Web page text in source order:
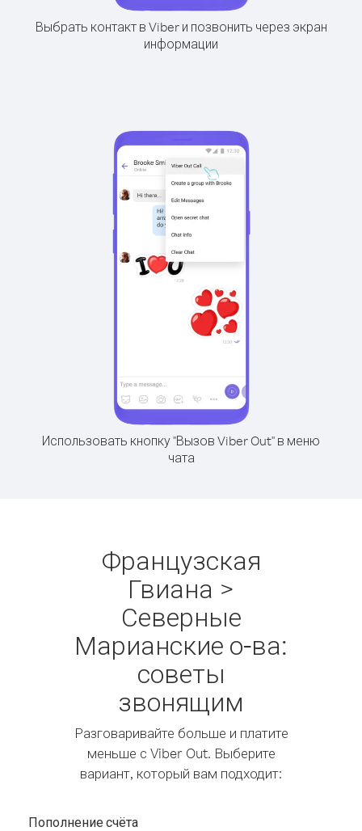
Выбрать контакт в Viber и позвонить через экран
информации
Использовать кнопку "Вызов Viber Out" в меню
чата
Французская
Гвиана >
Северные
Марианские о-ва:
советы
звонящим
Разговаривайте больше и платите
меньше с Viber Out. Выберите
вариант, который вам подходит:
Пополнение счёта